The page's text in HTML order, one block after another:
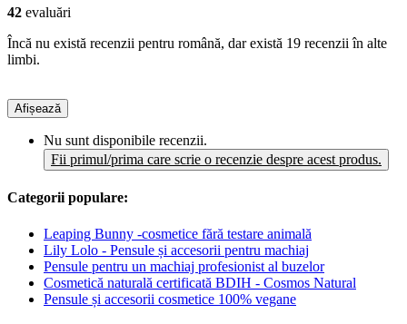
42 evaluări
Încă nu există recenzii pentru română, dar există 19 recenzii în alte
limbi.
Afișează
Nu sunt disponibile recenzii.
Fii primul/prima care scrie o recenzie despre acest produs.
Categorii populare:
Leaping Bunny -cosmetice fără testare animală
Lily Lolo - Pensule și accesorii pentru machiaj
Pensule pentru un machiaj profesionist al buzelor
Cosmetică naturală certificată BDIH - Cosmos Natural
Pensule și accesorii cosmetice 100% vegane